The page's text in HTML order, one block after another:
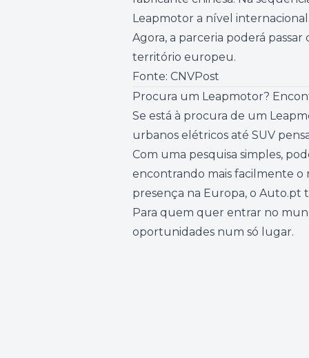
Leapmotor a nível
Agora, a parceria poderá
território europeu.
Fonte: CNVPost
Procura um Leapmotor?
Se está à procura de um
urbanos elétricos até SUV
Com uma pesquisa simples,
encontrando mais facilmente o
presença na Europa, o Auto.pt
Para quem quer entrar no
oportunidades num só lugar.